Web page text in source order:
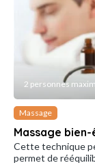
2 personnes
Massage
Massage
Cette technique
permet de